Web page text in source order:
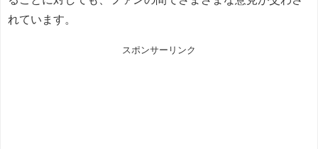
れています。
スポンサーリンク